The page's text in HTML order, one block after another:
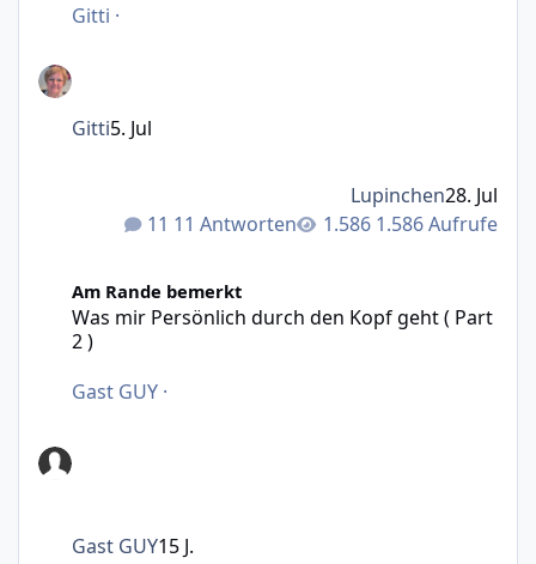
Gitti ·
11 Antworten 1.586 Aufrufe
Gitti5. Jul
Lupinchen28. Jul
Am Rande bemerkt
Was mir Persönlich durch den Kopf geht ( Part
2 )
Gast GUY ·
Gast GUY15 J.